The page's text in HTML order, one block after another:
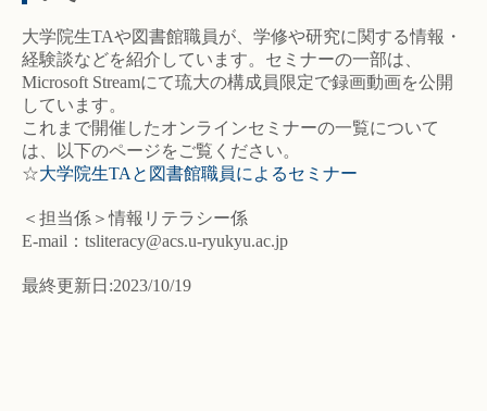
大学院生TAや図書館職員が、学修や研究に関する情報・
経験談などを紹介しています。セミナーの一部は、
Microsoft Streamにて琉大の構成員限定で録画動画を公開
しています。
これまで開催したオンラインセミナーの一覧について
は、以下のページをご覧ください。
☆大学院生TAと図書館職員によるセミナー
＜担当係＞情報リテラシー係
E-mail：tsliteracy@acs.u-ryukyu.ac.jp
最終更新日:2023/10/19